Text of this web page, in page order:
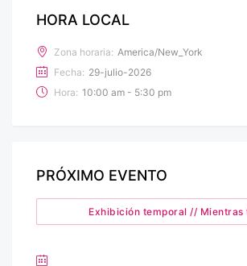
HORA LOCAL
Zona horaria: America/New_York
Fecha: 29-julio-2026
Hora: 10:00 am - 5:30 pm
PRÓXIMO EVENTO
Exhibición temporal // Mientras